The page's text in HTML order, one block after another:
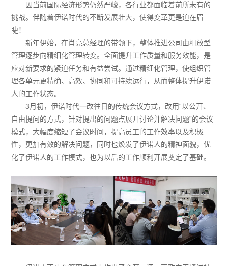
因当前国际经济形势仍然严峻，各行业都面临着前所未有的
挑战。伴随着伊诺时代的不断发展壮大，使得变革更是迫在眉
睫！
新年伊始，在肖亮总经理的带领下，整体推进公司由粗放型
管理逐步向精细化管理转变。全面提升工作质量和服务效能，是
应对新要求的紧迫任务和有益尝试。通过精细化管理，使组织管
理各单元更精确、高效、协同和可持续运行，从而整体提升伊诺
人的工作状态。
3月初，伊诺时代一改往日的传统会议方式，改用“以公开、
自由提问的方式，针对提出的问题点展开讨论并解决问题”的会议
模式，大幅度缩短了会议时间，提高员工的工作效率以及积极
性，更加有效的解决问题，同时也焕发了伊诺人的精神面貌，优
化了伊诺人的工作模式，也为以后的工作顺利开展奠定了基础。